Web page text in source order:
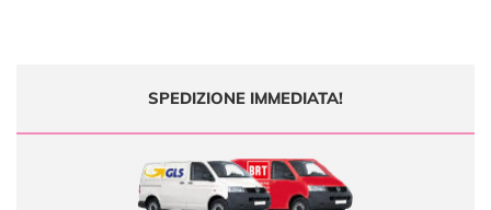
SPEDIZIONE IMMEDIATA!